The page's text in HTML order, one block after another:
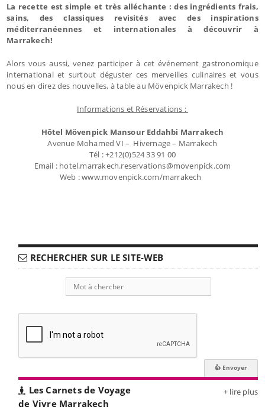
La recette est simple et très alléchante : des ingrédients frais,
sains, des classiques revisités avec des inspirations
méditerranéennes et internationales à découvrir à
Marrakech!
Alors vous aussi, venez participer à cet événement gastronomique
international et surtout déguster ces merveilles culinaires et vous
nous en direz des nouvelles, à table au Mövenpick Marrakech !
Informations et Réservations :
Hôtel Mövenpick Mansour Eddahbi Marrakech
Avenue Mohamed VI – Hivernage – Marrakech
Tél : +212(0)524 33 91 00
Email : hotel.marrakech.reservations@movenpick.com
Web : www.movenpick.com/marrakech
RECHERCHER SUR LE SITE-WEB
Les Carnets de Voyage
de Vivre Marrakech
+ lire plus